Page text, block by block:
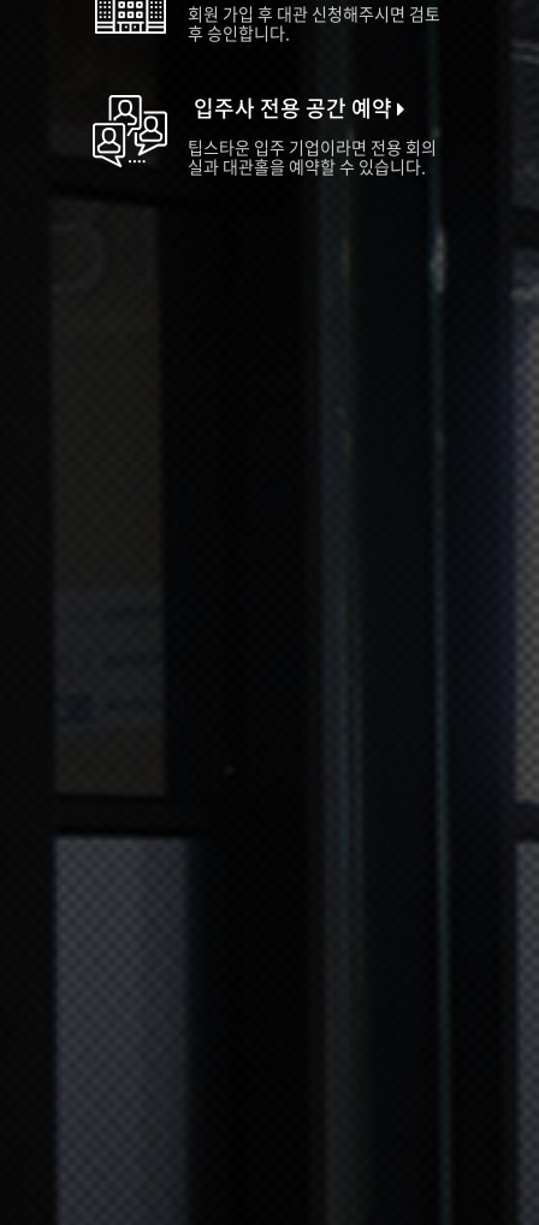
회원 가입 후 대관 신청해주시면 검토
후 승인합니다.
입주사 전용 공간 예약
팁스타운 입주 기업이라면 전용 회의
실과 대관홀을 예약할 수 있습니다.